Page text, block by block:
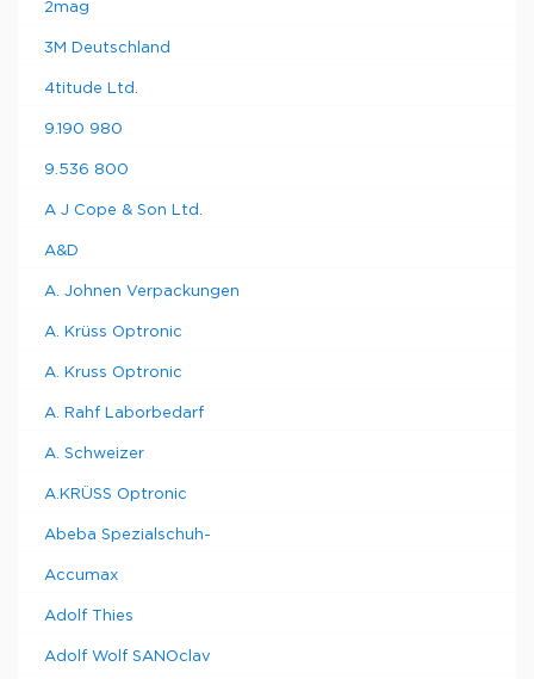
2mag
3M Deutschland
4titude Ltd.
9.190 980
9.536 800
A J Cope & Son Ltd.
A&D
A. Johnen Verpackungen
A. Krüss Optronic
A. Kruss Optronic
A. Rahf Laborbedarf
A. Schweizer
A.KRÜSS Optronic
Abeba Spezialschuh-
Accumax
Adolf Thies
Adolf Wolf SANOclav